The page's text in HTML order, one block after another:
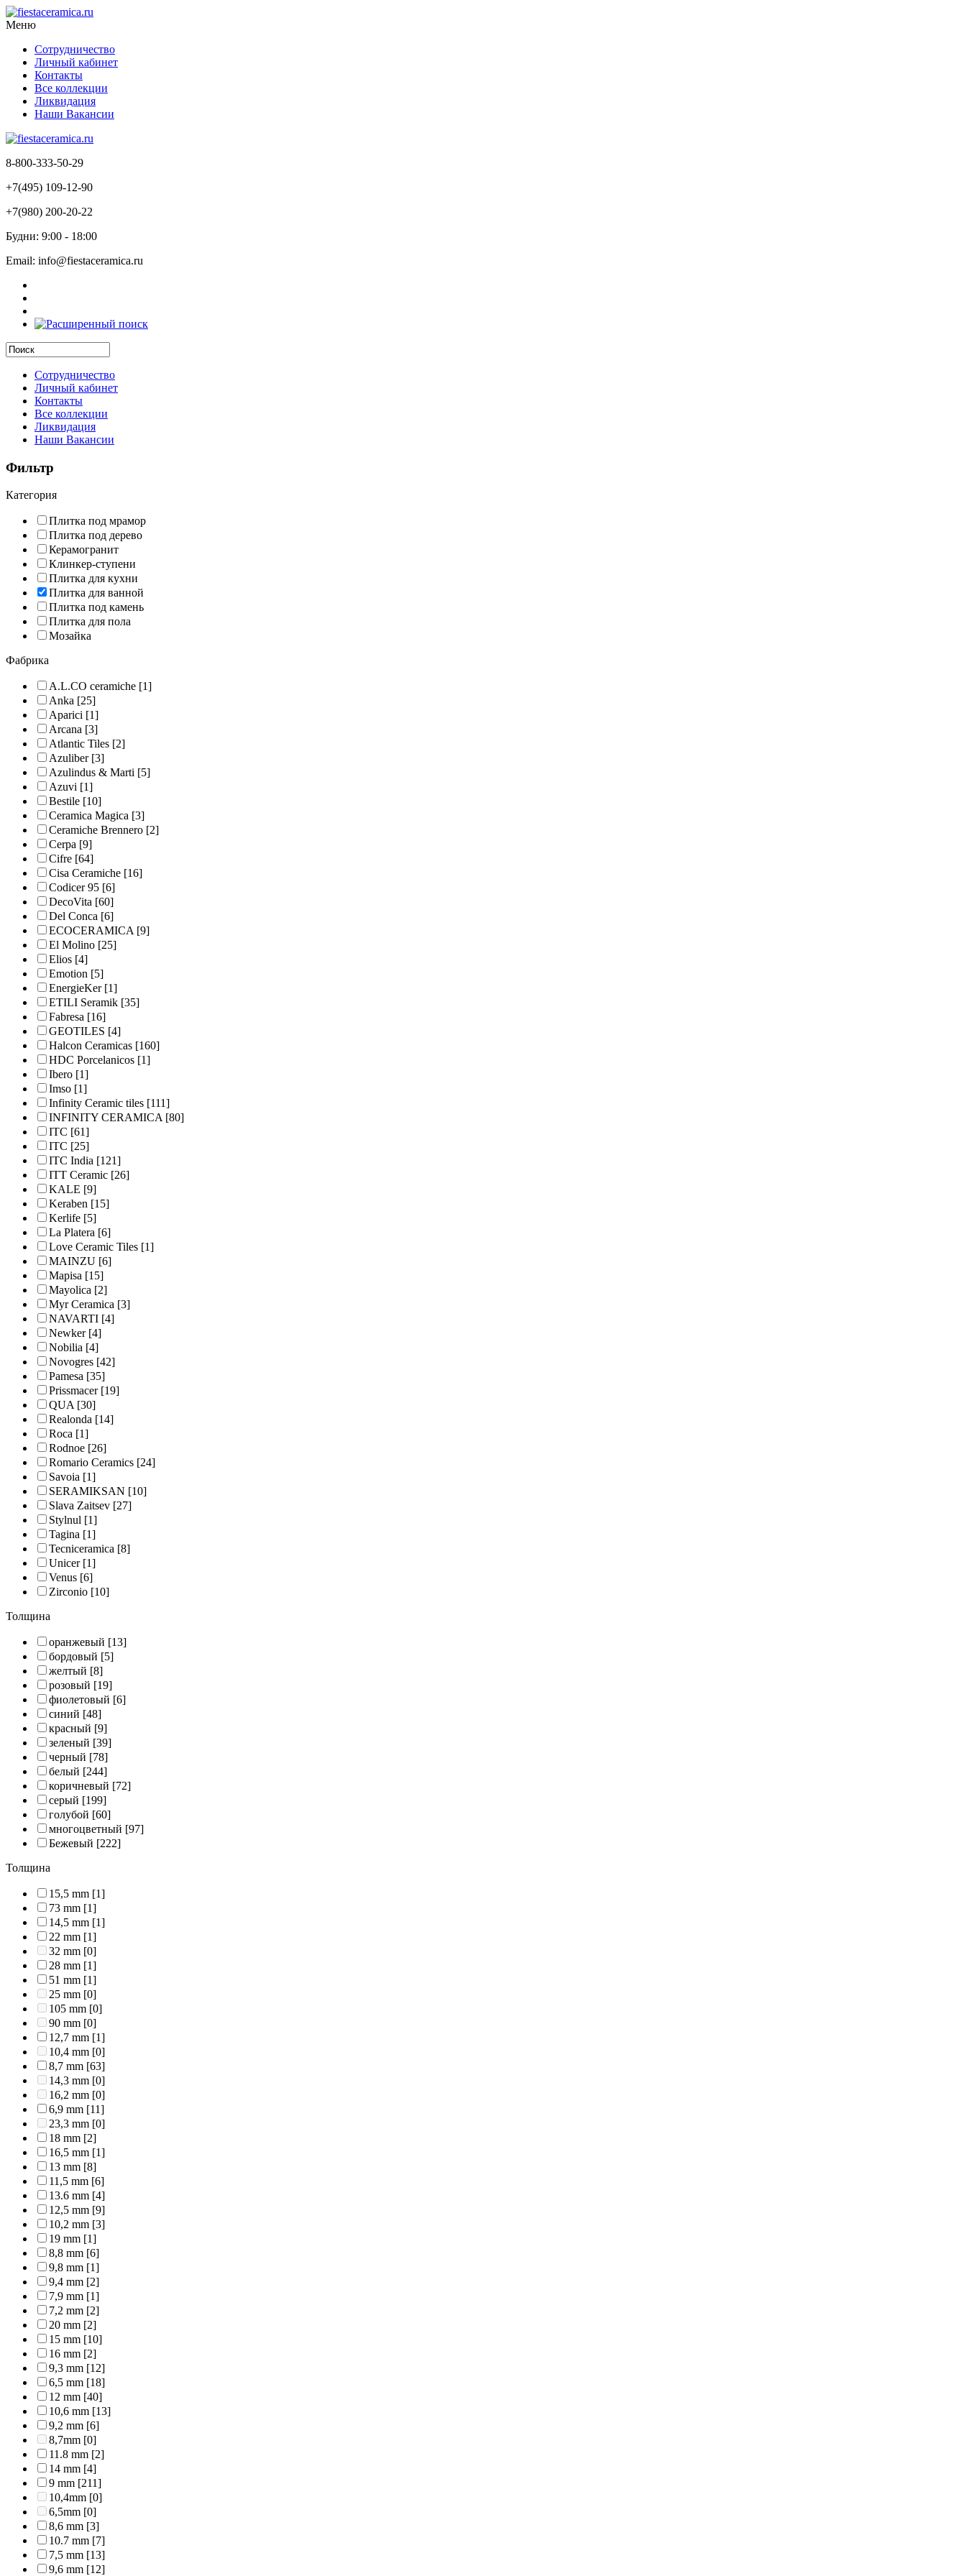
Меню
Сотрудничество
Личный кабинет
Контакты
Все коллекции
Ликвидация
Наши Вакансии
8-800-333-50-29
+7(495) 109-12-90
+7(980) 200-20-22
Будни: 9:00 - 18:00
Email: info@fiestaceramica.ru
Сотрудничество
Личный кабинет
Контакты
Все коллекции
Ликвидация
Наши Вакансии
Фильтр
Категория
Плитка под мрамор
Плитка под дерево
Керамогранит
Клинкер-ступени
Плитка для кухни
Плитка для ванной
Плитка под камень
Плитка для пола
Мозайка
Фабрика
A.L.CO ceramiche [1]
Anka [25]
Aparici [1]
Arcana [3]
Atlantic Tiles [2]
Azuliber[3]
Azulindus & Marti [5]
Azuvi [1]
Bestile [10]
Ceramica Magica [3]
Ceramiche Brennero [2]
Cerpa [9]
Cifre [64]
Cisa Ceramiche [16]
Codicer 95 [6]
DecoVita [60]
Del Conca [6]
ECOCERAMICA[9]
El Molino [25]
Elios [4]
Emotion [5]
EnergieKer[1]
ETILI Seramik [35]
Fabresa [16]
GEOTILES [4]
Halcon Ceramicas [160]
HDC Porcelanicos [1]
Ibero [1]
Imso [1]
Infinity Ceramic tiles [111]
INFINITY CERAMICA[80]
ITC [61]
ITC [25]
ITC India [121]
ITT Ceramic [26]
KALE [9]
Keraben [15]
Kerlife [5]
La Platera [6]
Love Ceramic Tiles [1]
MAINZU [6]
Mapisa [15]
Mayolica [2]
Myr Ceramica [3]
NAVARTI [4]
Newker[4]
Nobilia [4]
Novogres [42]
Pamesa [35]
Prissmacer[19]
QUA[30]
Realonda [14]
Roca [1]
Rodnoe [26]
Romario Ceramics [24]
Savoia [1]
SERAMIKSAN [10]
Slava Zaitsev [27]
Stylnul [1]
Tagina [1]
Tecniceramica [8]
Unicer[1]
Venus [6]
Zirconio [10]
Толщина
оранжевый [13]
бордовый [5]
желтый [8]
розовый [19]
фиолетовый [6]
синий [48]
красный [9]
зеленый [39]
черный [78]
белый [244]
коричневый [72]
серый [199]
голубой [60]
многоцветный [97]
Бежевый [222]
Толщина
15,5 mm [1]
73 mm [1]
14,5 mm [1]
22 mm [1]
32 mm [0]
28 mm [1]
51 mm [1]
25 mm [0]
105 mm [0]
90 mm [0]
12,7 mm [1]
10,4 mm [0]
8,7 mm [63]
14,3 mm [0]
16,2 mm [0]
6,9 mm [11]
23,3 mm [0]
18 mm [2]
16,5 mm [1]
13 mm [8]
11,5 mm [6]
13.6 mm [4]
12,5 mm [9]
10,2 mm [3]
19 mm [1]
8,8 mm [6]
9,8 mm [1]
9,4 mm [2]
7,9 mm [1]
7,2 mm [2]
20 mm [2]
15 mm [10]
16 mm [2]
9,3 mm [12]
6,5 mm [18]
12 mm [40]
10,6 mm [13]
9,2 mm [6]
8,7mm [0]
11.8 mm [2]
14 mm [4]
9 mm [211]
10,4mm [0]
6,5mm [0]
8,6 mm [3]
10.7 mm [7]
7,5 mm [13]
9,6 mm [12]